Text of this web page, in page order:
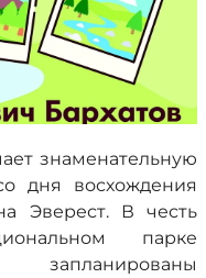
знаменательную
дня восхождения
Эверест. В честь
парке
запланированы